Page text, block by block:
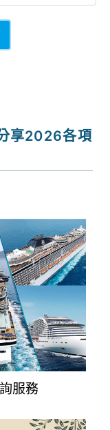
享2026各項
服務